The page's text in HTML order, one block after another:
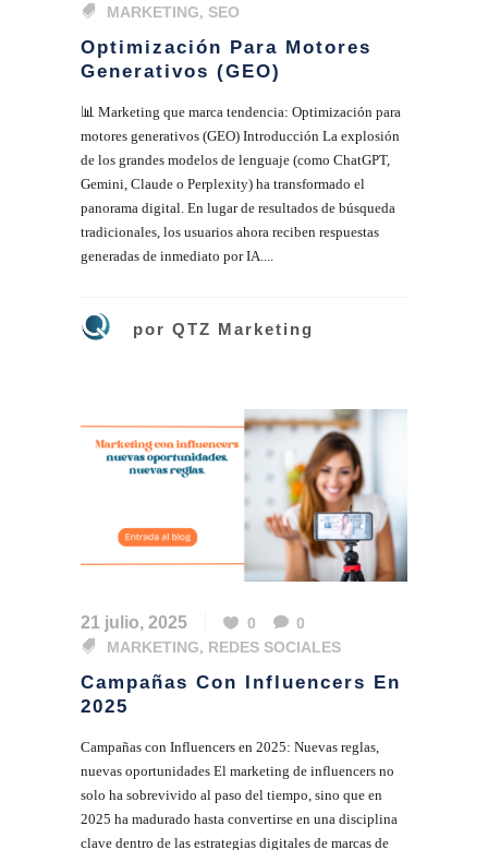
MARKETING, SEO
Optimización Para Motores
Generativos (GEO)
📊 Marketing que marca tendencia: Optimización para
motores generativos (GEO) Introducción La explosión
de los grandes modelos de lenguaje (como ChatGPT,
Gemini, Claude o Perplexity) ha transformado el
panorama digital. En lugar de resultados de búsqueda
tradicionales, los usuarios ahora reciben respuestas
generadas de inmediato por IA....
por QTZ Marketing
21 julio, 2025 0
0
MARKETING, REDES SOCIALES
Campañas Con Influencers En
2025
Campañas con Influencers en 2025: Nuevas reglas,
nuevas oportunidades El marketing de influencers no
solo ha sobrevivido al paso del tiempo, sino que en
2025 ha madurado hasta convertirse en una disciplina
clave dentro de las estrategias digitales de marcas de